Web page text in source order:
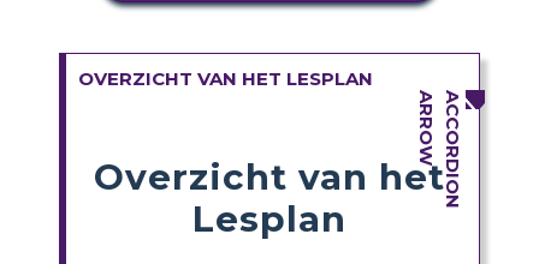
OVERZICHT VAN HET LESPLAN
Overzicht van het
Lesplan